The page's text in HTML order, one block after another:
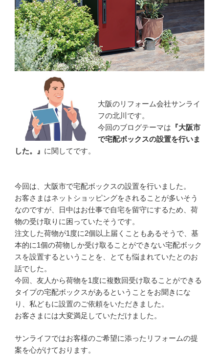
大阪のリフォーム会社サンライ
フの北川です。
今回のブログテーマは 『大阪市
で宅配ボックスの設置を行いま
した。』 に関してです。
今回は、大阪市で宅配ボックスの設置を行いました。
お客さまはネットショッピングをされることが多いそう
なのですが、日中はお仕事で自宅を留守にするため、荷
物の受け取りに困っていたそうです。
注文した荷物が1度に2個以上届くこともあるそうで、基
本的に1個の荷物しか受け取ることができない宅配ボック
スを設置するということを、とても悩まれていたとのお
話でした。
今回、友人から荷物を1度に複数回受け取ることができる
タイプの宅配ボックスがあるということをお聞きにな
り、私どもに設置のご依頼をいただきました。
お客さまには大変満足していただけました。
サンライフではお客様のご希望に添ったリフォームの提
案を心がけております。